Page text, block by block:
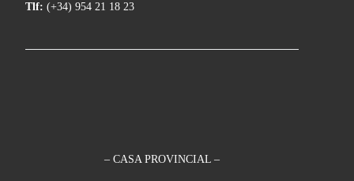
Tlf: (+34) 954 21 18 23
– CASA PROVINCIAL –